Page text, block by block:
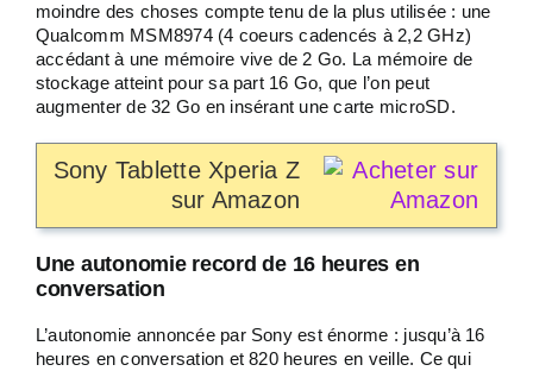
moindre des choses compte tenu de la plus utilisée : une
Qualcomm MSM8974 (4 coeurs cadencés à 2,2 GHz)
accédant à une mémoire vive de 2 Go. La mémoire de
stockage atteint pour sa part 16 Go, que l’on peut
augmenter de 32 Go en insérant une carte microSD.
Sony Tablette Xperia Z
sur Amazon
Une autonomie record de 16 heures en
conversation
L’autonomie annoncée par Sony est énorme : jusqu’à 16
heures en conversation et 820 heures en veille. Ce qui